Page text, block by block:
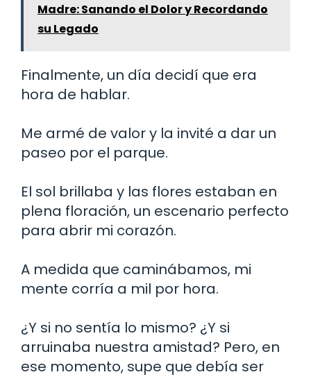
Madre: Sanando el Dolor y Recordando
su Legado
Finalmente, un día decidí que era
hora de hablar.
Me armé de valor y la invité a dar un
paseo por el parque.
El sol brillaba y las flores estaban en
plena floración, un escenario perfecto
para abrir mi corazón.
A medida que caminábamos, mi
mente corría a mil por hora.
¿Y si no sentía lo mismo? ¿Y si
arruinaba nuestra amistad? Pero, en
ese momento, supe que debía ser